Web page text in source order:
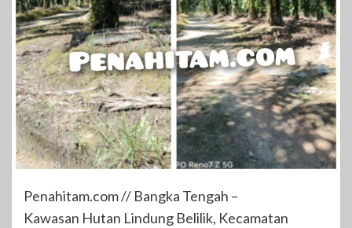
Penahitam.com // Bangka Tengah –
Kawasan Hutan Lindung Belilik, Kecamatan